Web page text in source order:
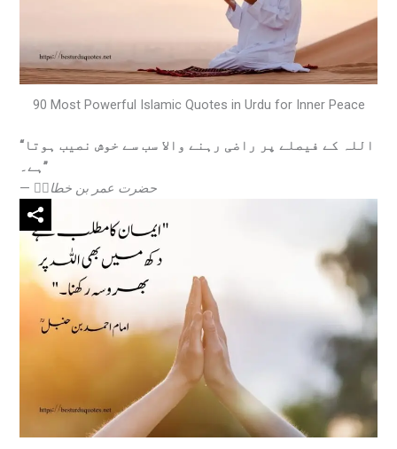
90 Most Powerful Islamic Quotes in Urdu for Inner Peace
“اللہ کے فیصلے پر راضی رہنے والا سب سے خوش نصیب ہوتا
ہے۔”
— حضرت عمر بن خطابؓ